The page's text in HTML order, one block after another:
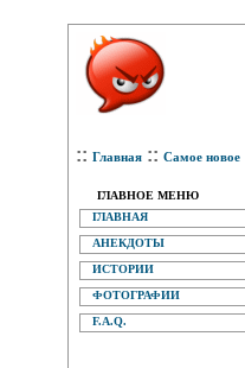
:: Главная :: Самое новое
ГЛАВНОЕ МЕНЮ
ГЛАВНАЯ
АНЕКДОТЫ
ИСТОРИИ
ФОТОГРАФИИ
F.A.Q.